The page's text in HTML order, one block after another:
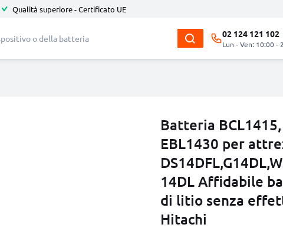
Qualità superiore - Certificato UE
02 124 121 102
Lun - Ven: 10:00 -
Batteria
EBL1430 per
14DL Affidabile
di litio senza
Hitachi